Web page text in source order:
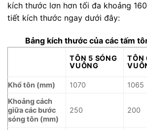
kích thước lơn hơn tối đa khoảng
tiết kích thước ngay dưới đây:
Bảng kích thước của các tấm
TÔN 5 SÓNG
VUÔNG
TÔN
Khổ tôn (mm) 1070 1065
Khoảng cách
giữa các bước
sóng tôn (mm)
250 200